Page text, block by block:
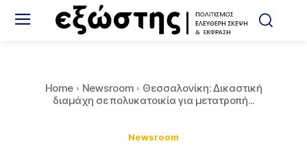
Home Newsroom
Θεσσαλονίκη: Δικαστική
διαμάχη σε πολυκατοικία για μετατροπή...
Newsroom